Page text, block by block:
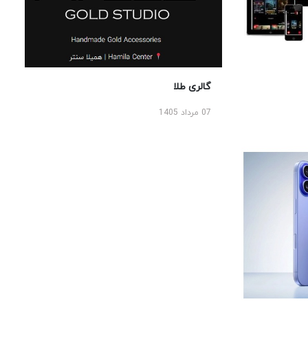
گالری طلا
07 مرداد 1405